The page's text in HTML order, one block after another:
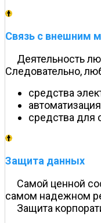
Связь с внешним
Деятельность
Следовательно,
средства
средства для
Защита данных
Самой ценной
самом надежном
Защита